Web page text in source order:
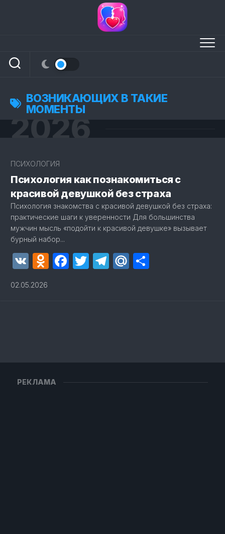
ВОЗНИКАЮЩИХ В ТАКИЕ
МОМЕНТЫ
2026
ПСИХОЛОГИЯ
Психология как познакомиться с
красивой девушкой без страха
Психология знакомства с красивой девушкой без страха:
практические шаги к уверенности Для большинства
мужчин мысль «подойти к красивой девушке» вызывает
бурный набор...
VK Odnoklassniki
Facebook
Twitter
Telegram
Mail.Ru
02.05.2026
РЕКЛАМА